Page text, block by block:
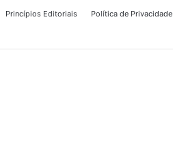
Princípios Editoriais Política de Privacidade